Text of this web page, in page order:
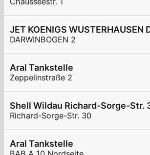
DARWINBOGEN 2
Aral Tankstelle
Zeppelinstraße 2
Shell Wildau Richard-Sorge-Str.
Richard-Sorge-Str. 30
Aral Tankstelle